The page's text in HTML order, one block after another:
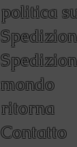
politica
mondo
ritorna
Contatto